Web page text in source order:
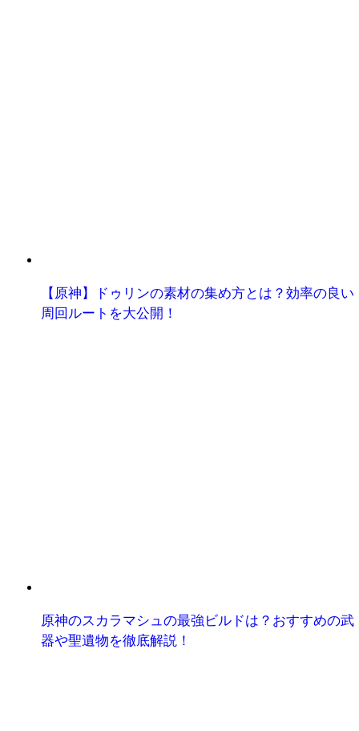
【原神】ドゥリンの素材の集め方とは？効率の良い
周回ルートを大公開！
原神のスカラマシュの最強ビルドは？おすすめの武
器や聖遺物を徹底解説！